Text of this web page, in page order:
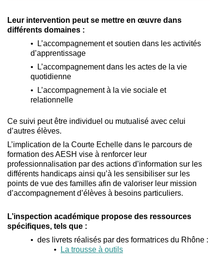
Leur intervention peut se mettre en œuvre dans
différents domaines :
L’accompagnement et soutien dans les activités
d’apprentissage
L’accompagnement dans les actes de la vie
quotidienne
L’accompagnement à la vie sociale et
relationnelle
Ce suivi peut être individuel ou mutualisé avec celui
d’autres élèves.
L’implication de la Courte Echelle dans le parcours de
formation des AESH vise à renforcer leur
professionnalisation par des actions d’information sur les
différents handicaps ainsi qu’à les sensibiliser sur les
points de vue des familles afin de valoriser leur mission
d’accompagnement d’élèves à besoins particuliers.
L’inspection académique propose des ressources
spécifiques, tels que :
des livrets réalisés par des formatrices du Rhône :
La trousse à outils